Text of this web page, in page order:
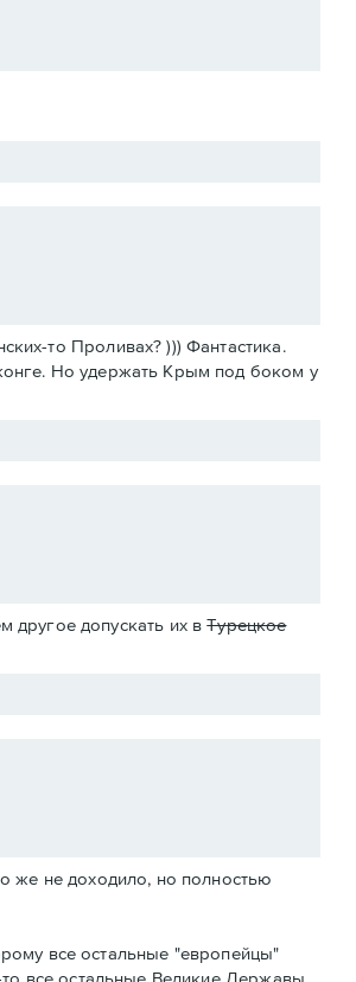
то Проливах? ))) Фантастика.
Но удержать Крым под боком у
другое допускать их вТурецкое
же не доходило, но полностью
все остальные "европейцы"